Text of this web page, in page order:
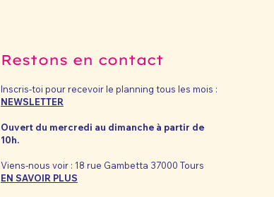
Restons en contact
Inscris-toi pour recevoir le planning tous les mois :
NEWSLETTER
Ouvert du mercredi au dimanche à partir de
10h.
Viens-nous voir : 18 rue Gambetta 37000 Tours
EN SAVOIR PLUS